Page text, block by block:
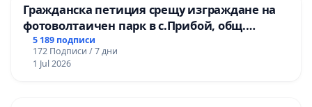
Гражданска петиция срещу изграждане на
фотоволтаичен парк в с.Прибой, общ.
Радомир
5 189 подписи
172 Подписи / 7 дни
1 Jul 2026